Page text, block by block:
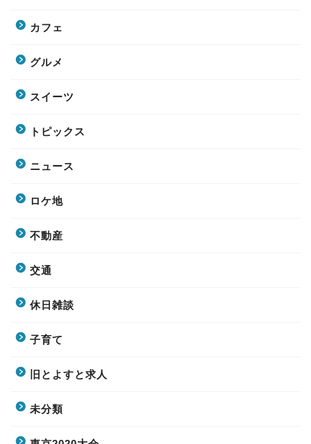
カフェ
グルメ
スイーツ
トピックス
ニュース
ロケ地
不動産
交通
休日雑談
子育て
旧とよすと求人
未分類